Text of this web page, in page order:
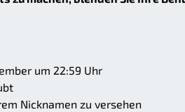
um 22:59 Uhr
Nicknamen zu versehen